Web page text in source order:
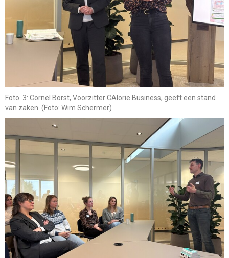
Foto 3: Cornel Borst, Voorzitter CAlorie Business, geeft een stand
van zaken. (Foto: Wim Schermer)